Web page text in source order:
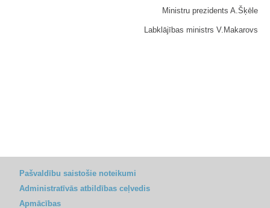
Ministru prezidents A.Šķēle
Labklājības ministrs V.Makarovs
Pašvaldību saistošie noteikumi
Administratīvās atbildības ceļvedis
Apmācības